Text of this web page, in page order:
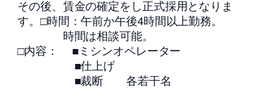
その後、賃金の確定をし正式採用となりま
す。□時間：午前か午後4時間以上勤務。
時間は相談可能。
□内容： ■ミシンオペレーター
■仕上げ
■裁断 各若干名